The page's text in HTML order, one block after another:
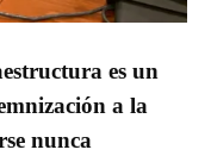
es un
a la
nunca